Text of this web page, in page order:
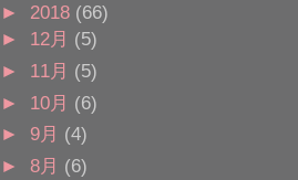
► 2018 (66)
► 12月 (5)
► 11月 (5)
► 10月 (6)
► 9月 (4)
► 8月 (6)